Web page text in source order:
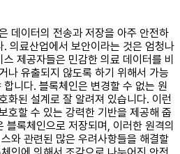
데이터의 전송과 저장을 아주 안전하
의료산업에서 보안이라는 것은 엄청나
제공자들은 민감한 의료 데이터를 비
나 유출되지 않도록 하기 위해서 가능
니다. 블록체인은 변경할 수 없는 원
된 설계로 잘 알려져 있습니다. 이런
호할 수 있는 강력한 기반을 제공해 줍
블록체인으로 저장되며, 이러한 원격의
와 관련된 많은 우려사항들을 해결할